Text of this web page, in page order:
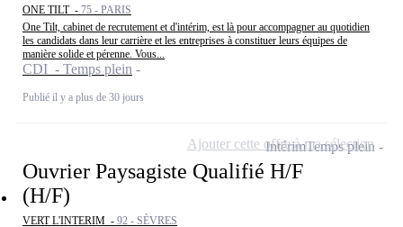
ONE TILT - 75 - PARIS
One Tilt, cabinet de recrutement et d'intérim, est là pour accompagner au quotidien
les candidats dans leur carrière et les entreprises à constituer leurs équipes de
manière solide et pérenne. Vous...
CDI - Temps plein
Publié il y a plus de 30 jours
Ouvrier Paysagiste Qualifié H/F
(H/F)
VERT L'INTERIM - 92 - SÈVRES
IntérimTemps plein
Ajouter cette offre à ma sélection